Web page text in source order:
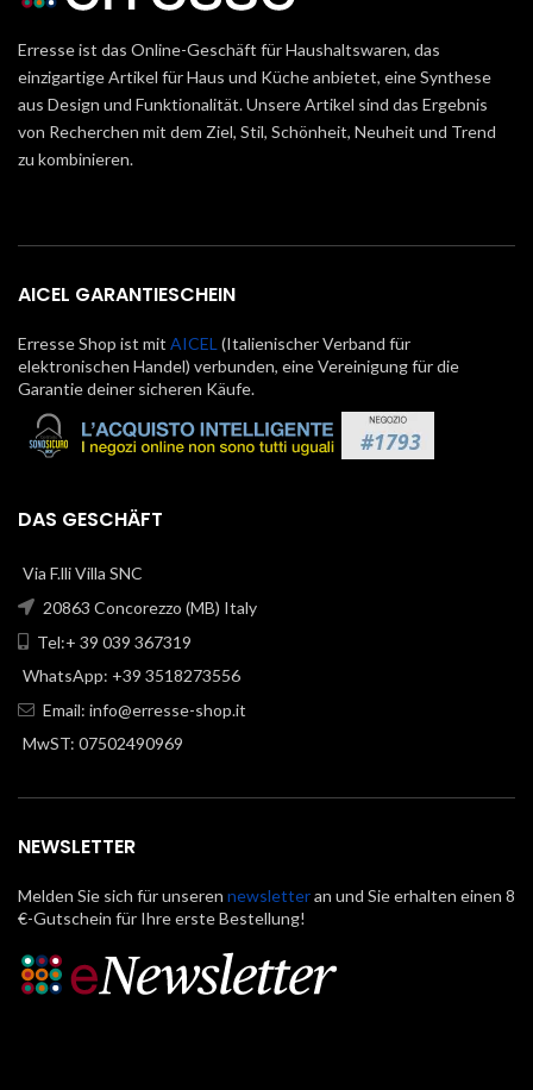
Erresse ist das Online-Geschäft für Haushaltswaren, das
einzigartige Artikel für Haus und Küche anbietet, eine Synthese
aus Design und Funktionalität. Unsere Artikel sind das Ergebnis
von Recherchen mit dem Ziel, Stil, Schönheit, Neuheit und Trend
zu kombinieren.
AICEL GARANTIESCHEIN
Erresse Shop ist mit AICEL (Italienischer Verband für
elektronischen Handel) verbunden, eine Vereinigung für die
Garantie deiner sicheren Käufe.
DAS GESCHÄFT
Via F.lli Villa SNC
20863 Concorezzo (MB) Italy
Tel:+ 39 039 367319
WhatsApp: +39 3518273556
Email: info@erresse-shop.it
MwST: 07502490969
NEWSLETTER
Melden Sie sich für unseren newsletteran und Sie erhalten einen 8
€-Gutschein für Ihre erste Bestellung!